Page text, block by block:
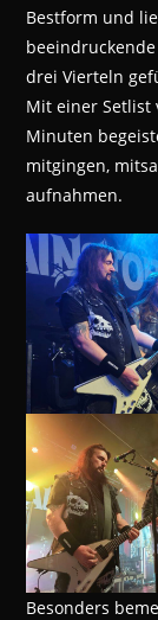
Bestform und
drei Vierteln
Mit einer Setlist
Minuten
mitgingen,
aufnahmen.
Besonders